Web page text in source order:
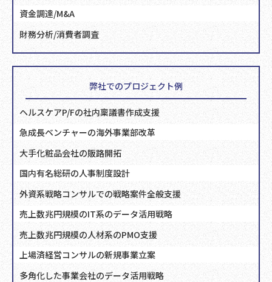
資金調達/M&A
財務分析/消費者調査
弊社でのプロジェクト例
ヘルスケアP/Fの社内稟議書作成支援
急成長ベンチャーの海外事業部改革
大手化粧品会社の販路開拓
国内有名総研の人事制度設計
外資系戦略コンサルでの戦略案件全般支援
売上数兆円規模のIT系のデータ活用戦略
売上数兆円規模の人材系のPMO支援
上場済経営コンサルの新規事業立案
多角化した事業会社のデータ活用戦略